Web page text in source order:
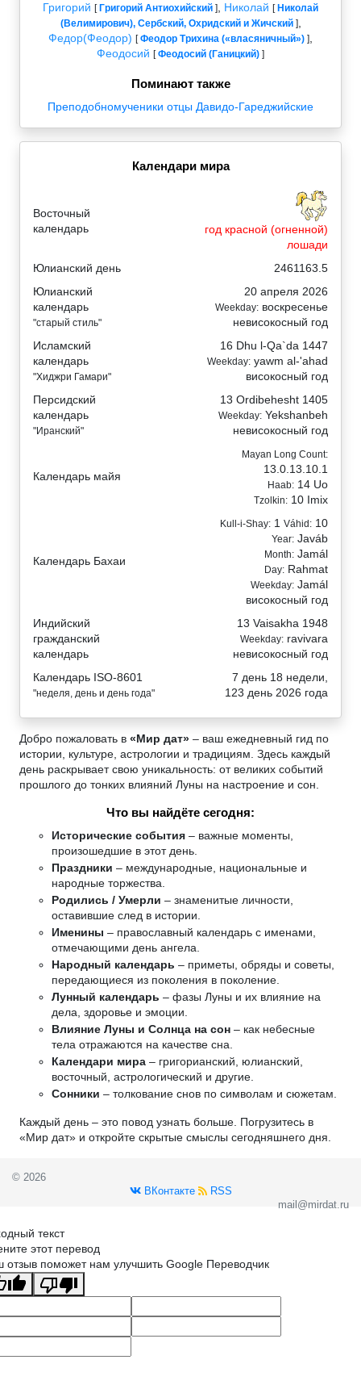
Григорий [ Григорий Антиохийский ] Николай [ Николай
(Велимирович), Сербский, Охридский и Жичский],
Федор(Феодор) [Феодор Трихина («власяничный») ]
Феодосий [Феодосий (Ганицкий) ]
Поминают также
Преподобномученики отцы Давидо-Гареджийские
Календари мира
Восточный
календарь
год красной (огненной)
лошади
Юлианский день
2461163.5
Юлианский
календарь
"старый стиль"
20 апреля 2026
Weekday: воскресенье
невисокосный год
Исламский
календарь
"Хиджри Гамари"
16 Dhu l-Qa`da 1447
Weekday: yawm al-'ahad
високосный год
Персидский
календарь
"Иранский"
13 Ordibehesht 1405
Weekday: Yekshanbeh
невисокосный год
Календарь майя
Mayan Long Count:
13.0.13.10.1
Haab: 14 Uo
Tzolkin: 10 Imix
Календарь Бахаи
Kull-i-Shay: 1 Váhid: 10
Year: Javáb
Month: Jamál
Day: Rahmat
Weekday: Jamál
високосный год
Индийский
гражданский
календарь
13 Vaisakha 1948
Weekday: ravivara
невисокосный год
Календарь ISO-8601
"неделя, день и день года"
7 день 18 недели,
123 день 2026 года
Добро пожаловать в «Мир дат» – ваш ежедневный гид по
истории, культуре, астрологии и традициям. Здесь каждый
день раскрывает свою уникальность: от великих событий
прошлого до тонких влияний Луны на настроение и сон.
Что вы найдёте сегодня:
Исторические события – важные моменты,
произошедшие в этот день.
Праздники – международные, национальные и
народные торжества.
Родились / Умерли – знаменитые личности,
оставившие след в истории.
Именины – православный календарь с именами,
отмечающими день ангела.
Народный календарь – приметы, обряды и советы,
передающиеся из поколения в поколение.
Лунный календарь – фазы Луны и их влияние на
дела, здоровье и эмоции.
Влияние Луны и Солнца на сон – как небесные
тела отражаются на качестве сна.
Календари мира – григорианский, юлианский,
восточный, астрологический и другие.
Сонники – толкование снов по символам и сюжетам.
Каждый день – это повод узнать больше. Погрузитесь в
«Мир дат» и откройте скрытые смыслы сегодняшнего дня.
© 2026
ВКонтакте
RSS
mail@mirdat.ru
текст
этот перевод
отзыв поможет нам улучшить Google Переводчик